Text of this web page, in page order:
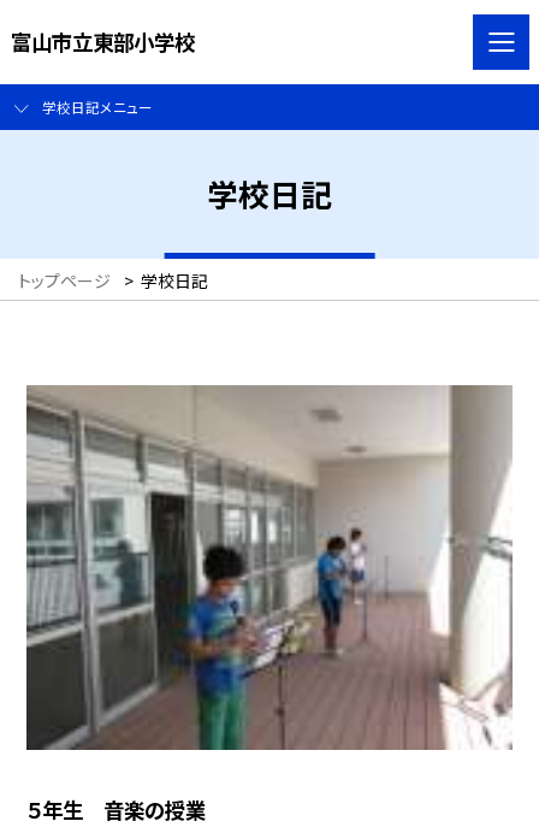
富山市立東部小学校
学校日記メニュー
学校日記
トップページ > 学校日記
５年生 音楽の授業